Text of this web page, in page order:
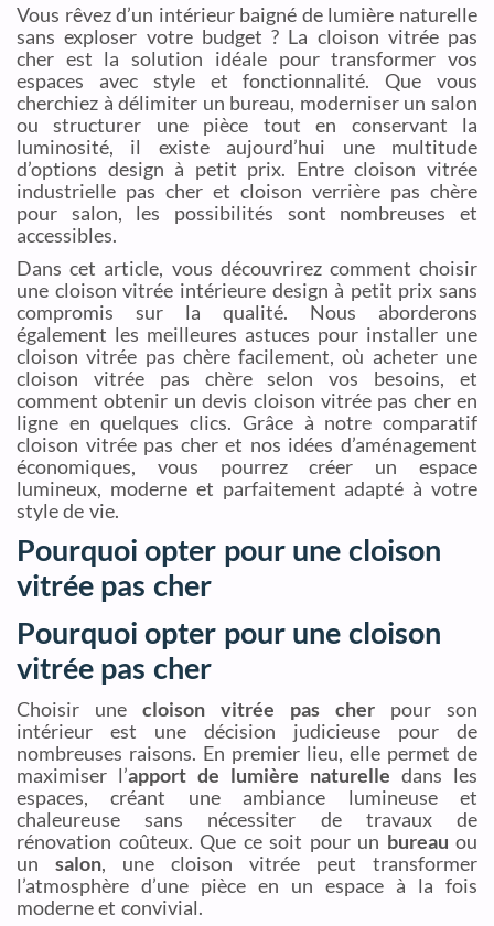
Vous rêvez d’un intérieur baigné de lumière naturelle
sans exploser votre budget ? La cloison vitrée pas
cher est la solution idéale pour transformer vos
espaces avec style et fonctionnalité. Que vous
cherchiez à délimiter un bureau, moderniser un salon
ou structurer une pièce tout en conservant la
luminosité, il existe aujourd’hui une multitude
d’options design à petit prix. Entre cloison vitrée
industrielle pas cher et cloison verrière pas chère
pour salon, les possibilités sont nombreuses et
accessibles.
Dans cet article, vous découvrirez comment choisir
une cloison vitrée intérieure design à petit prix sans
compromis sur la qualité. Nous aborderons
également les meilleures astuces pour installer une
cloison vitrée pas chère facilement, où acheter une
cloison vitrée pas chère selon vos besoins, et
comment obtenir un devis cloison vitrée pas cher en
ligne en quelques clics. Grâce à notre comparatif
cloison vitrée pas cher et nos idées d’aménagement
économiques, vous pourrez créer un espace
lumineux, moderne et parfaitement adapté à votre
style de vie.
Pourquoi opter pour une cloison
vitrée pas cher
Pourquoi opter pour une cloison
vitrée pas cher
Choisir une cloison vitrée pas cher pour son
intérieur est une décision judicieuse pour de
nombreuses raisons. En premier lieu, elle permet de
maximiser l’apport de lumière naturelle dans les
espaces, créant une ambiance lumineuse et
chaleureuse sans nécessiter de travaux de
rénovation coûteux. Que ce soit pour un bureau ou
un salon, une cloison vitrée peut transformer
l’atmosphère d’une pièce en un espace à la fois
moderne et convivial.